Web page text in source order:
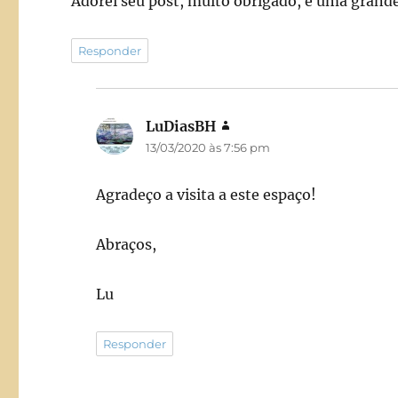
Responder
LuDiasBH
13/03/2020 às 7:56 pm
Agradeço a visita a este espaço!
Abraços,
Lu
Responder